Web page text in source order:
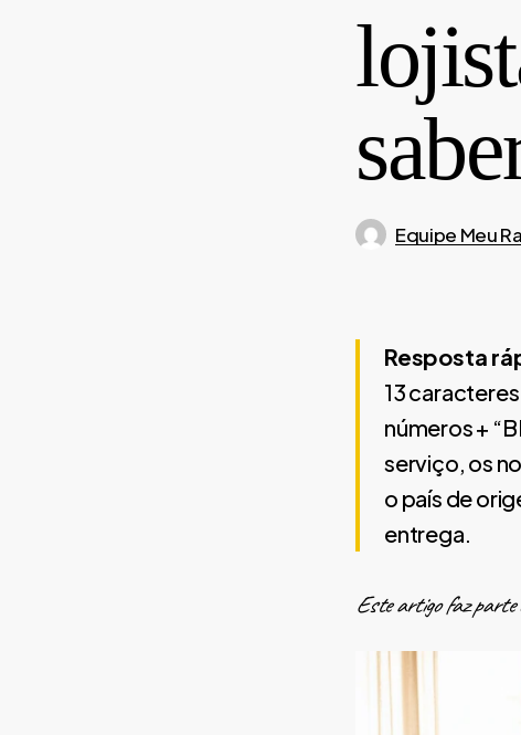
Equipe Meu
Resposta
13
números +
serviço, os
o país de
entrega.
Este artigo faz parte